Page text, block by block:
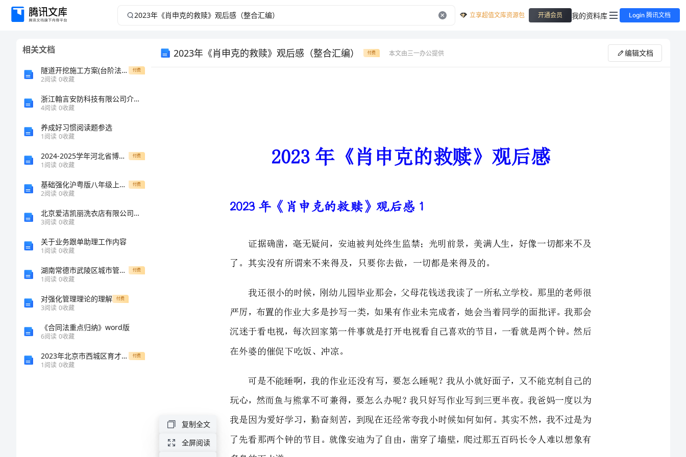
2023
《肖
（整
编）
2023
立享超值文库资源包 开通会员 我的资料库 Login 腾讯文档
相关文档
隧道开挖施工方案(台阶法预留核心土法与钻爆法结合) 付费
2阅读 0收藏
浙江翰言安防科技有限公司介绍企业发展分析报告
4阅读 0收藏
养成好习惯阅读题参选
1阅读 0收藏
2024-2025学年河北省博野县高一化学第一学期期末学业水平测试模拟试题含解析 付费
1阅读 0收藏
基础强化沪粤版八年级上册第一章走进物理世界定向练习试题（含详解） 付费
2阅读 0收藏
北京爱洁凯丽洗衣店有限公司介绍企业发展分析报告
3阅读 0收藏
关于业务跟单助理工作内容
1阅读 0收藏
湖南常德市武陵区城市管理和综合执法局公开招聘市容监察员7人自我检测模拟卷第6套 付费
1阅读 0收藏
对强化管理理论的理解 付费
3阅读 0收藏
《合同法重点归纳》word版
6阅读 0收藏
2023年北京市西城区育才学校物理八年级下册从粒子到宇宙章节练习试卷（含答案详解版） 付费
1阅读 0收藏
2023年《肖申克的救赎》观后感（整合汇编） 付费 本文由三一办公提供 编辑文档
常有人抱怨生活有太多遗憾，可是这遗憾有多少来自我们本身？因为错过了最佳时期，
2023年《肖申克的救赎》观后感1
了。其实没有所谓来不来得及，只要你去做，一切都是来得及的。
严厉，布置的作业大多是抄写一类，如果有作业未完成者，她会当着同学的面批评。我那会
沉迷于看电视，每次回家第一件事就是打开电视看自己喜欢的节目，一看就是两个钟。然后
可是不能睡啊，我的作业还没有写，要怎么睡呢？我从小就好面子，又不能克制自己的
玩心，然而鱼与熊掌不可兼得，要怎么办呢？我只好写作业写到三更半夜。我爸妈一度以为
我是因为爱好学习，勤奋刻苦，到现在还经常夸我小时候如何如何。其实不然，我不过是为
安迪想重获自由，有两种办法，获得假释，或者越狱。然而假释遥遥无期，最快的办法
只有越狱逃离，入狱两个月后他就着手于越狱建设了。最后那个戏剧性的结局，在碧海青天
复制全文
全屏阅读